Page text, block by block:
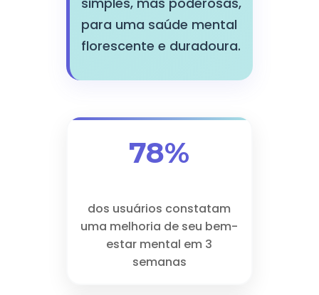
para uma saúde mental
florescente e duradoura.
78%
dos usuários constatam
uma melhoria de seu bem-
estar mental em 3
semanas